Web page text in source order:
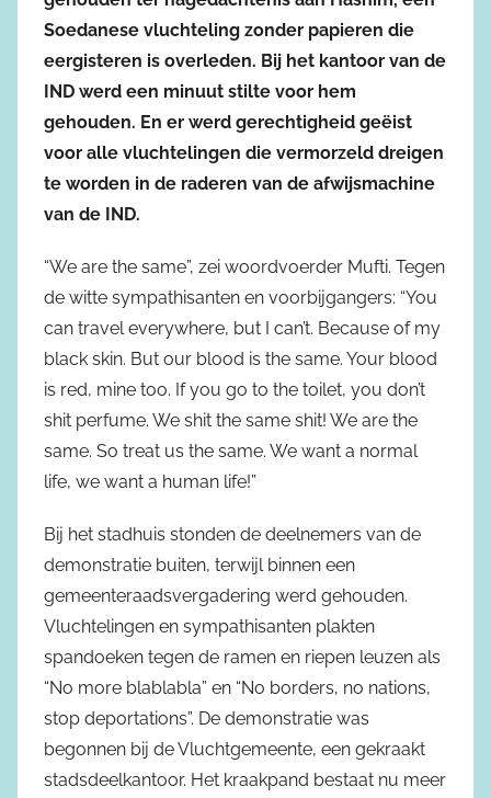
Soedanese vluchteling zonder papieren die
eergisteren is overleden. Bij het kantoor van de
IND werd een minuut stilte voor hem
gehouden. En er werd gerechtigheid geëist
voor alle vluchtelingen die vermorzeld dreigen
te worden in de raderen van de afwijsmachine
van de IND.
“We are the same”, zei woordvoerder Mufti. Tegen
de witte sympathisanten en voorbijgangers: “You
can travel everywhere, but I can’t. Because of my
black skin. But our blood is the same. Your blood
is red, mine too. If you go to the toilet, you don’t
shit perfume. We shit the same shit! We are the
same. So treat us the same. We want a normal
life, we want a human life!”
Bij het stadhuis stonden de deelnemers van de
demonstratie buiten, terwijl binnen een
gemeenteraadsvergadering werd gehouden.
Vluchtelingen en sympathisanten plakten
spandoeken tegen de ramen en riepen leuzen als
“No more blablabla” en “No borders, no nations,
stop deportations”. De demonstratie was
begonnen bij de Vluchtgemeente, een gekraakt
stadsdeelkantoor. Het kraakpand bestaat nu meer